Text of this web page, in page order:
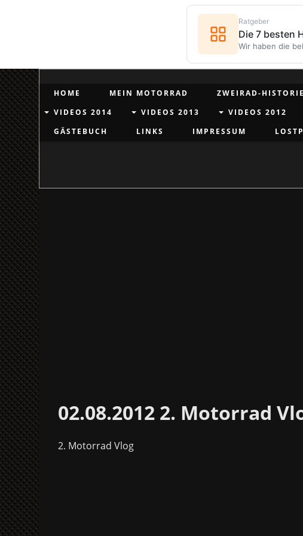
HOME MEIN MOTORRAD ZWEIRAD-HISTORIE
VIDEOS 2014
VIDEOS 2013 VIDEOS 2012
GÄSTEBUCH
LINKS IMPRESSUM
02.08.2012 2. Motorrad
2. Motorrad Vlog
Ratgeber
Die 7 besten
Wir haben die